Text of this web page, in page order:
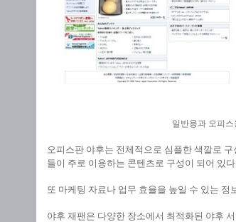
일반용과 오피스
오피스판 야후는 전체적으로 심플한 색깔로
들이 주로 이용하는 콘텐츠로 구성이 되어 있
또 마케팅 자료나 업무 효율을 높일 수 있는
야후 재팬은 다양한 장소에서 최적화된 야후